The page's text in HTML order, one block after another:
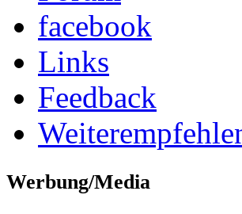
facebook
Links
Feedback
Werbung/Media